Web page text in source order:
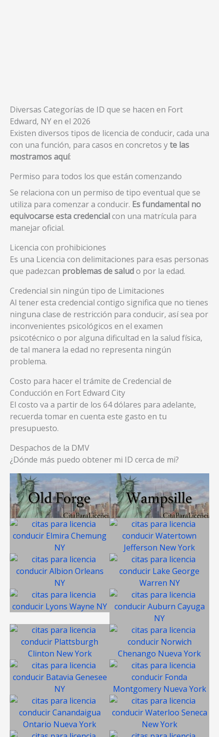
Diversas Categorías de ID que se hacen en Fort
Edward, NY en el 2026
Existen diversos tipos de licencia de conducir, cada una
con una función, para casos en concretos yte las
mostramos aquí:
Permiso para todos los que están comenzando
Se relaciona con un permiso de tipo eventual que se
utiliza para comenzar a conducir. Es fundamental no
equivocarse esta credencialcon una matrícula para
manejar oficial.
Licencia con prohibiciones
Es una Licencia con delimitaciones para esas personas
que padezcan problemas de saludo por la edad.
Credencial sin ningún tipo de Limitaciones
Al tener esta credencial contigo significa que no tienes
ninguna clase de restricción para conducir, así sea por
inconvenientes psicológicos en el examen
psicotécnico o por alguna dificultad en la salud física,
de tal manera la edad no representa ningún
problema.
Costo para hacer el trámite de Credencial de
Conducción en Fort Edward City
El costo va a partir de los 64 dólares para adelante,
recuerda tomar en cuenta este gasto en tu
presupuesto.
Despachos de la DMV
¿Dónde más puedo obtener mi ID cerca de mi?